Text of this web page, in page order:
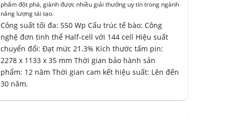
phẩm đột phá, giành được nhiều giải thưởng uy tín trong ngành
năng lượng tái tạo.
Công suất tối đa: 550 Wp Cấu trúc tế bào: Công
nghệ đơn tinh thể Half-cell với 144 cell Hiệu suất
chuyển đổi: Đạt mức 21.3% Kích thước tấm pin:
2278 x 1133 x 35 mm Thời gian bảo hành sản
phẩm: 12 năm Thời gian cam kết hiệu suất: Lên đến
30 năm.